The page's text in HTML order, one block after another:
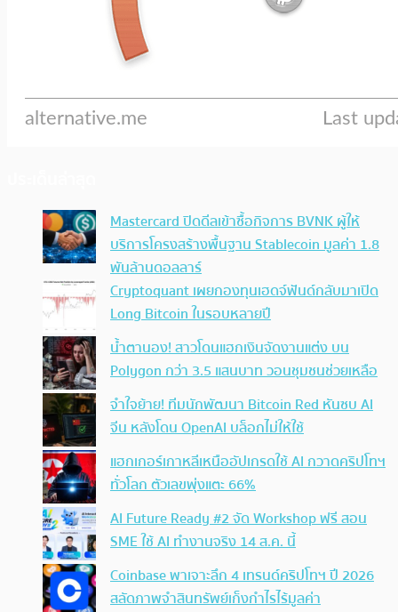
Mastercard ปิดดีลเข้าซื้อกิจการ BVNK ผู้ให้
บริการโครงสร้างพื้นฐาน Stablecoin มูลค่า 1.8
พันล้านดอลลาร์
Cryptoquant เผยกองทุนเฮดจ์ฟันด์กลับมาเปิด
Long Bitcoin ในรอบหลายปี
น้ำตานอง! สาวโดนแฮกเงินจัดงานแต่ง บน
Polygon กว่า 3.5 แสนบาท วอนชุมชนช่วยเหลือ
จำใจย้าย! ทีมนักพัฒนา Bitcoin Red หันซบ AI
จีน หลังโดน OpenAI บล็อกไม่ให้ใช้
แฮกเกอร์เกาหลีเหนืออัปเกรดใช้ AI กวาดคริปโทฯ
ทั่วโลก ตัวเลขพุ่งแตะ 66%
AI Future Ready #2 จัด Workshop ฟรี สอน
SME ใช้ AI ทำงานจริง 14 ส.ค. นี้
Coinbase พาเจาะลึก 4 เทรนด์คริปโทฯ ปี 2026
สลัดภาพจำสินทรัพย์เก็งกำไรไร้มูลค่า